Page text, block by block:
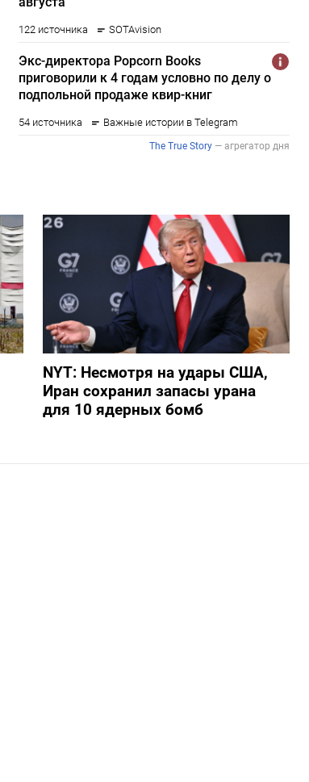
NYT: Несмотря на удары США,
Иран сохранил запасы урана
для 10 ядерных бомб